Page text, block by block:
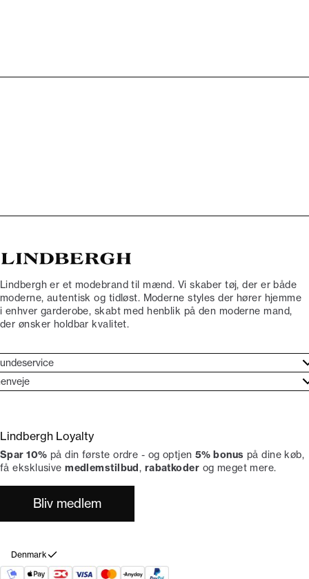
Lindbergh er et modebrand til mænd. Vi skaber tøj, der er både
moderne, autentisk og tidløst. Moderne styles der hører hjemme
i enhver garderobe, skabt med henblik på den moderne mand,
der ønsker holdbar kvalitet.
dit køb
Lindbergh Ambassadør
Lindbergh Loyalty
Spar 10% på din første ordre - og optjen 5% bonus på dine køb,
få eksklusivemedlemstilbud, rabatkoder og meget mere.
Bliv medlem
Denmark